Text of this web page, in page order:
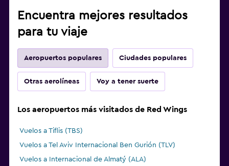
Encuentra mejores resultados
para tu viaje
Aeropuertos populares Ciudades populares
Otras aerolíneas Voy a tener suerte
Los aeropuertos más visitados de Red Wings
Vuelos a Tiflis (TBS)
Vuelos a Tel Aviv Internacional Ben Gurión (TLV)
Vuelos a Internacional de Almatý (ALA)